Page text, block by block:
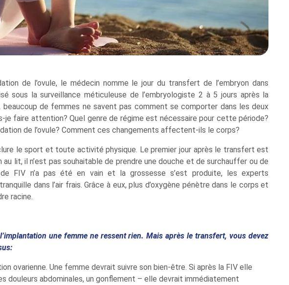
de l’ovule, le médecin nomme le jour du transfert de l’embryon dans
sous la surveillance méticuleuse de l’embryologiste 2 à 5 jours après la
de femmes ne savent pas comment se comporter dans les deux
je faire attention? Quel genre de régime est nécessaire pour cette période?
de l’ovule? Comment ces changements affectent-ils le corps?
le sport et toute activité physique. Le premier jour après le transfert est
lit, il n’est pas souhaitable de prendre une douche et de surchauffer ou de
FIV n’a pas été en vain et la grossesse s’est produite, les experts
dans l’air frais. Grâce à eux, plus d’oxygène pénètre dans le corps et
racine.
une femme ne ressent rien. Mais après le transfert, vous devez
ovarienne. Une femme devrait suivre son bien-être. Si après la FIV elle
douleurs abdominales, un gonflement – elle devrait immédiatement